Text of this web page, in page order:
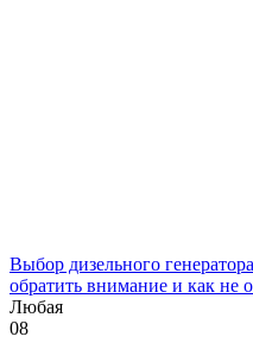
Выбор дизельного
обратить внимание и как не
Любая
08